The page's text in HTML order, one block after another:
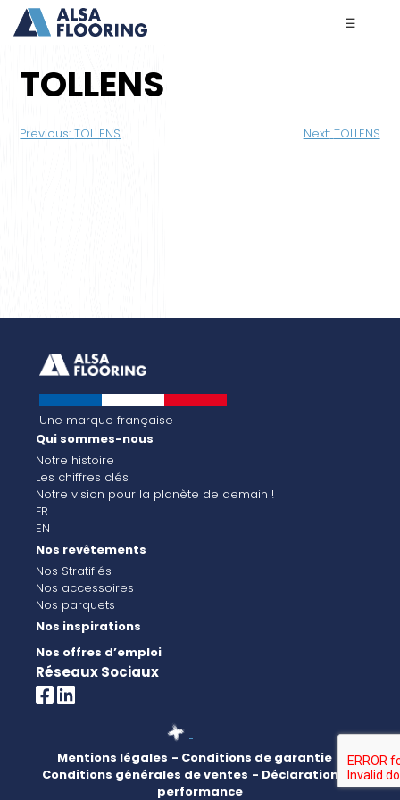
☰
TOLLENS
Navigation
Previous: TOLLENS Next: TOLLENS
Une marque française
Qui sommes-nous
Notre histoire
Les chiffres clés
Notre vision pour la planète de demain !
FR
EN
Nos revêtements
Nos Stratifiés
Nos accessoires
Nos parquets
Nos inspirations
Nos offres d’emploi
Réseaux Sociaux
Mentions légales - Conditions de garantie -
Conditions générales de ventes - Déclaration de
performance